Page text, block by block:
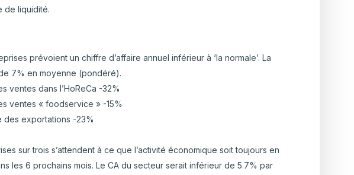
de liquidité.
prévoient un chiffre d’affaire annuel inférieur à ‘la normale’. La
7% en moyenne (pondéré).
ventes dans l’HoReCa -32%
ventes « foodservice » -15%
des exportations -23%
sur trois s’attendent à ce que l’activité économique soit toujours en
les 6 prochains mois. Le CA du secteur serait inférieur de 5.7% par